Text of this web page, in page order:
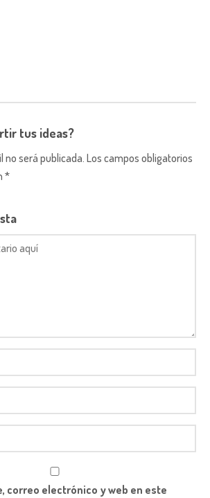
tus ideas?
no será publicada. Los campos obligatorios
*
correo electrónico y web en este